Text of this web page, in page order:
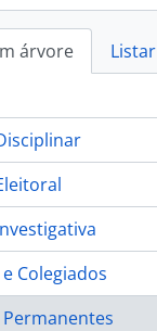
árvore Listar
Colegiados